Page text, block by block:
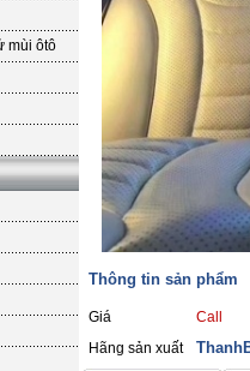
mùi ôtô
Thông tin sản phẩm
Giá
Call
Hãng sản xuất